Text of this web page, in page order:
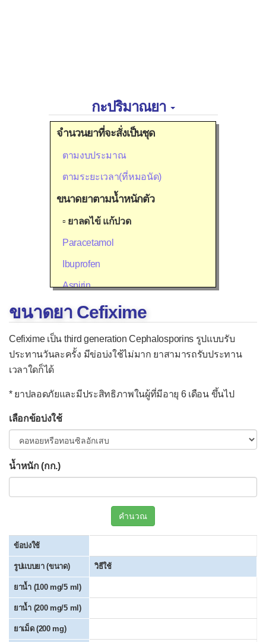
กะปริมาณยา
จำนวนยาที่จะสั่งเป็นชุด
ตามงบประมาณ
ตามระยะเวลา(ที่หมอนัด)
ขนาดยาตามน้ำหนักตัว
▫ ยาลดไข้ แก้ปวด
Paracetamol
Ibuprofen
Aspirin
Diclofenac (Voltaren®)
Meloxicam (Mobic®)
Etoricoxib (Arcoxia®)
Cetirizine
Desloratadine
Diphenhydramine (Benadryl®)
Levocetirizine
Loratadine
Pseudoephedrine
▫
ขนาดยา Cefixime
Cefixime เป็น third generation Cephalosporins รูปแบบรับ
ประทานวันละครั้ง มีข่อบ่งใช้ไม่มาก ยาสามารถรับประทาน
เวลาใดก็ได้
* ยาปลอดภัยและมีประสิทธิภาพในผู้ที่มีอายุ 6 เดือน ขึ้นไป
เลือกข้อบ่งใช้
น้ำหนัก (กก.)
คำนวณ
ข้อบ่งใช้
รูปแบบยา (ขนาด) วิธีใช้
ยาน้ำ (100 mg/5 ml)
ยาน้ำ (200 mg/5 ml)
ยาเม็ด (200 mg)